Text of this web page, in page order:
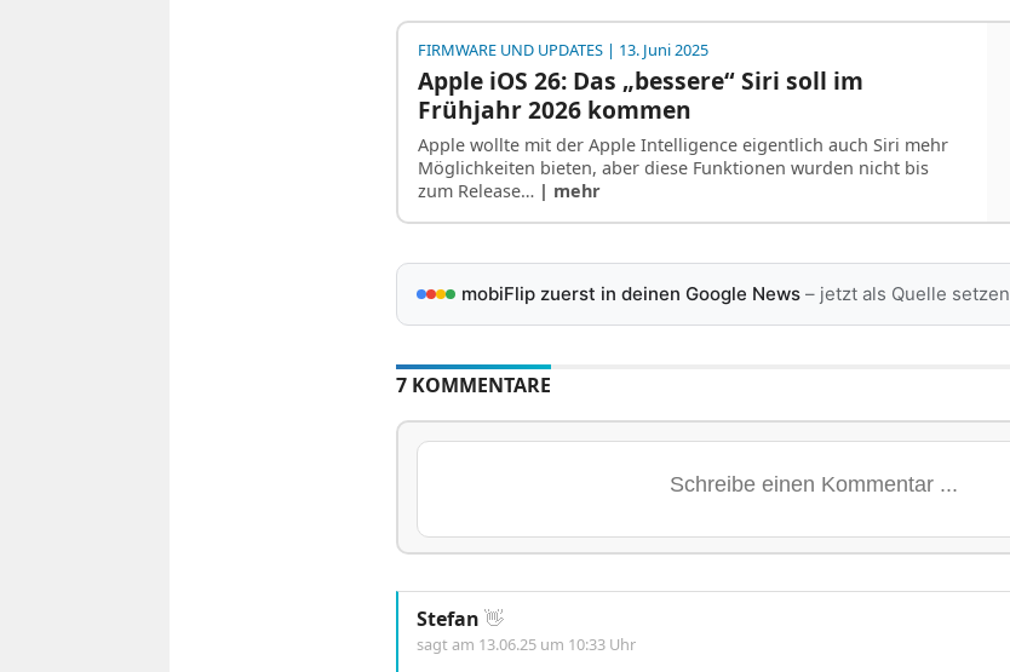
FIRMWARE UND UPDATES| 13. Juni 2025
Apple iOS 26: Das „bessere“ Siri soll im
Frühjahr 2026 kommen
Apple wollte mit der Apple Intelligence eigentlich auch Siri mehr
Möglichkeiten bieten, aber diese Funktionen wurden nicht bis
zum Release… | mehr
mobiFlip zuerst in deinen Google News– jetzt als Quelle setzen
7 KOMMENTARE
Stefan 👋
sagt am 13.06.25 um 10:33 Uhr